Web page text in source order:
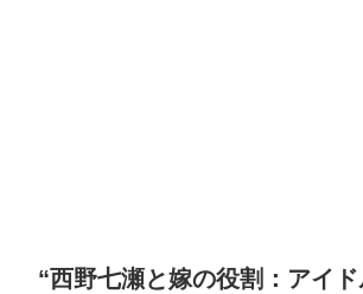
“西野七瀬と嫁の役割：アイ